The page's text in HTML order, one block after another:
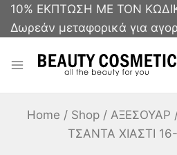
10% ΕΚΠΤΩΣΗ ΜΕ ΤΟΝ
Δωρεάν μεταφορικά για
Home / Shop / ΑΞΕΣΟΥΑΡ
ΤΣΑΝΤΑ ΧΙΑΣΤΙ